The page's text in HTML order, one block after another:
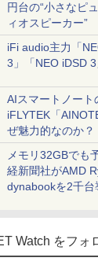
円台の“小さなピ
ィオスピーカー”
iFi audio主力「
3」「NEO iDSD
AIスマートノート
iFLYTEK「
ぜ魅力的なのか？
メモリ32GBでも
経新聞社がAMD
dynabookを2千台
Watch をフォ